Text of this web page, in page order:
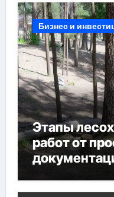
Бизнес и
Этапы
работ от